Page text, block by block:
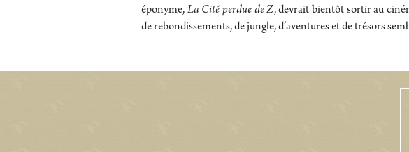
éponyme, La Cité perdue de Z, devrait bientôt sortir au
de rebondissements, de jungle, d’aventures et de trésors